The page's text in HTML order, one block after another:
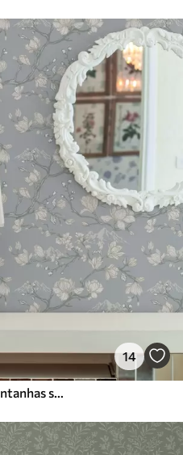
14
Flores brancas em ramos e montanhas sobre um fundo azul